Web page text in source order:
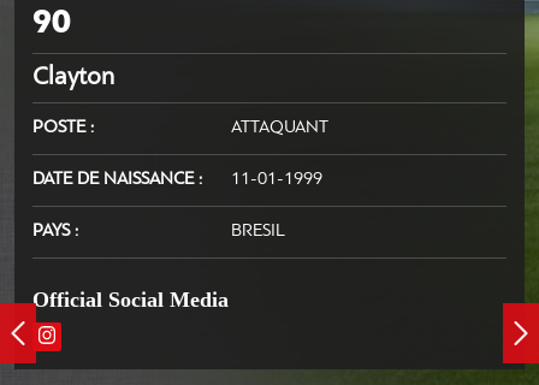
90
Clayton
POSTE ATTAQUANT
DATE DE NAISSANCE 11-01-1999
PAYS BRESIL
Official Social Media